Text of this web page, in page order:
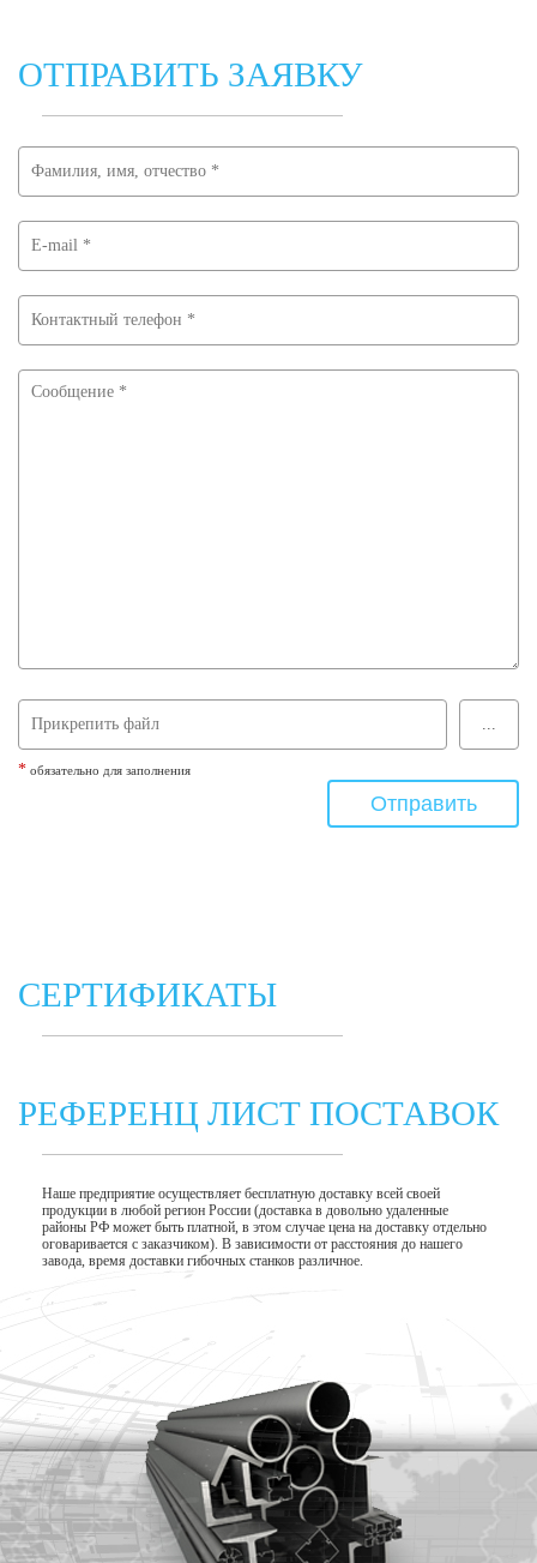
ОТПРАВИТЬ ЗАЯВКУ
* обязательно для заполнения
СЕРТИФИКАТЫ
РЕФЕРЕНЦ ЛИСТ ПОСТАВОК
Наше предприятие осуществляет бесплатную доставку всей своей
продукции в любой регион России (доставка в довольно удаленные
районы РФ может быть платной, в этом случае цена на доставку отдельно
оговаривается с заказчиком). В зависимости от расстояния до нашего
завода, время доставки гибочных станков различное.